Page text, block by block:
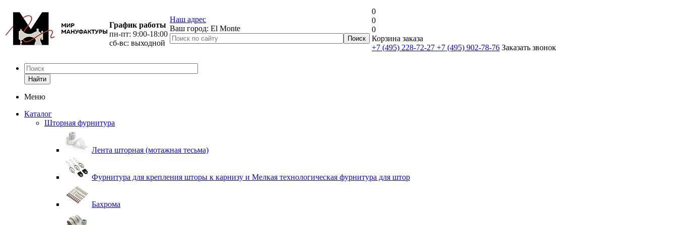
График работы
пн-пт: 9:00-18:00
сб-вс: выходной
Наш адрес
Ваш город: El Monte
0
0
0
Корзина заказа
+7 (495) 228-72-27 +7 (495) 902-78-76 Заказать звонок
Найти
Меню
Каталог
Шторная фурнитура
Лента шторная (мотажная тесьма)
Фурнитура для крепления шторы к карнизу и Мелкая технологическая фурнитура для штор
Бахрома